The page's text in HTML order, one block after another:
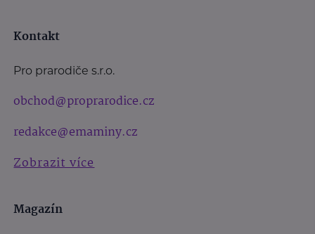
Kontakt
Pro prarodiče s.r.o.
obchod@proprarodice.cz
redakce@emaminy.cz
Zobrazit více
Magazín